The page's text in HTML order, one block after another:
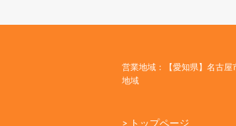
営業地域：【愛知県】名古
地域
> トップページ